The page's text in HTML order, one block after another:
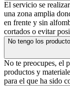
El servicio se
una zona amplia
en frente y sin
cortados o evitar
No tengo los
No te preocupes, el
productos y
para el que ha sido